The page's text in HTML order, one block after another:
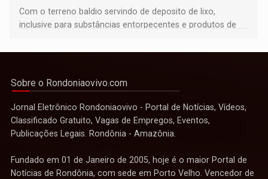
Com o terreno baldio servindo de deposito de lixo,
inclusive para substâncias entorpecentes e produtos de
adolescentes que estão de férias escolares.
Sobre o Rondoniaovivo.com
Jornal Eletrônico Rondoniaovivo - Portal de Notícias, Vídeos,
Classificado Gratuito, Vagas de Empregos, Eventos,
Publicações Legais. Rondônia - Amazônia.
Fundado em 01 de Janeiro de 2005, hoje é o maior Portal de
Notícias de Rondônia, com sede em Porto Velho. Vencedor de